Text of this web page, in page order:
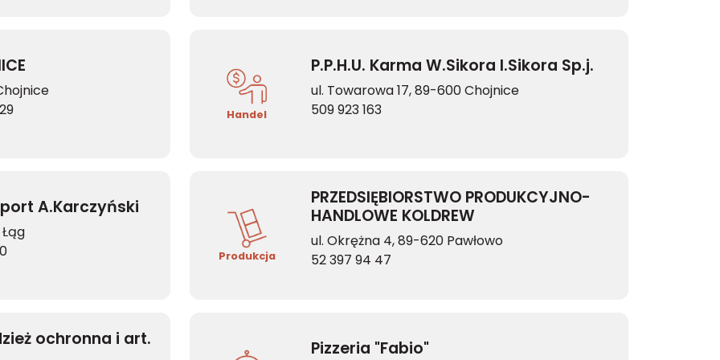
Handel
P.P.H.U. Karma W.Sikora I.Sikora Sp.j.
ul. Towarowa 17, 89-600 Chojnice
509 923 163
A.Karczyński
Produkcja
PRZEDSIĘBIORSTWO PRODUKCYJNO-
HANDLOWE KOLDREW
ul. Okrężna 4, 89-620 Pawłowo
52 397 94 47
ochronna i art. Pizzeria "Fabio"